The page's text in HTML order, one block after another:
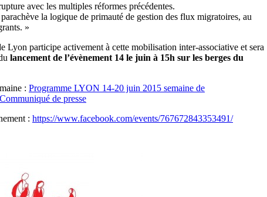
avec les multiples réformes précédentes.
la logique de primauté de gestion des flux migratoires, au
»
participe activement à cette mobilisation inter-associative et sera
lancement de l’évènement 14 le juin à 15h sur les berges du
: Programme LYON 14-20 juin 2015 semaine de
Communiqué de presse
: https://www.facebook.com/events/767672843353491/